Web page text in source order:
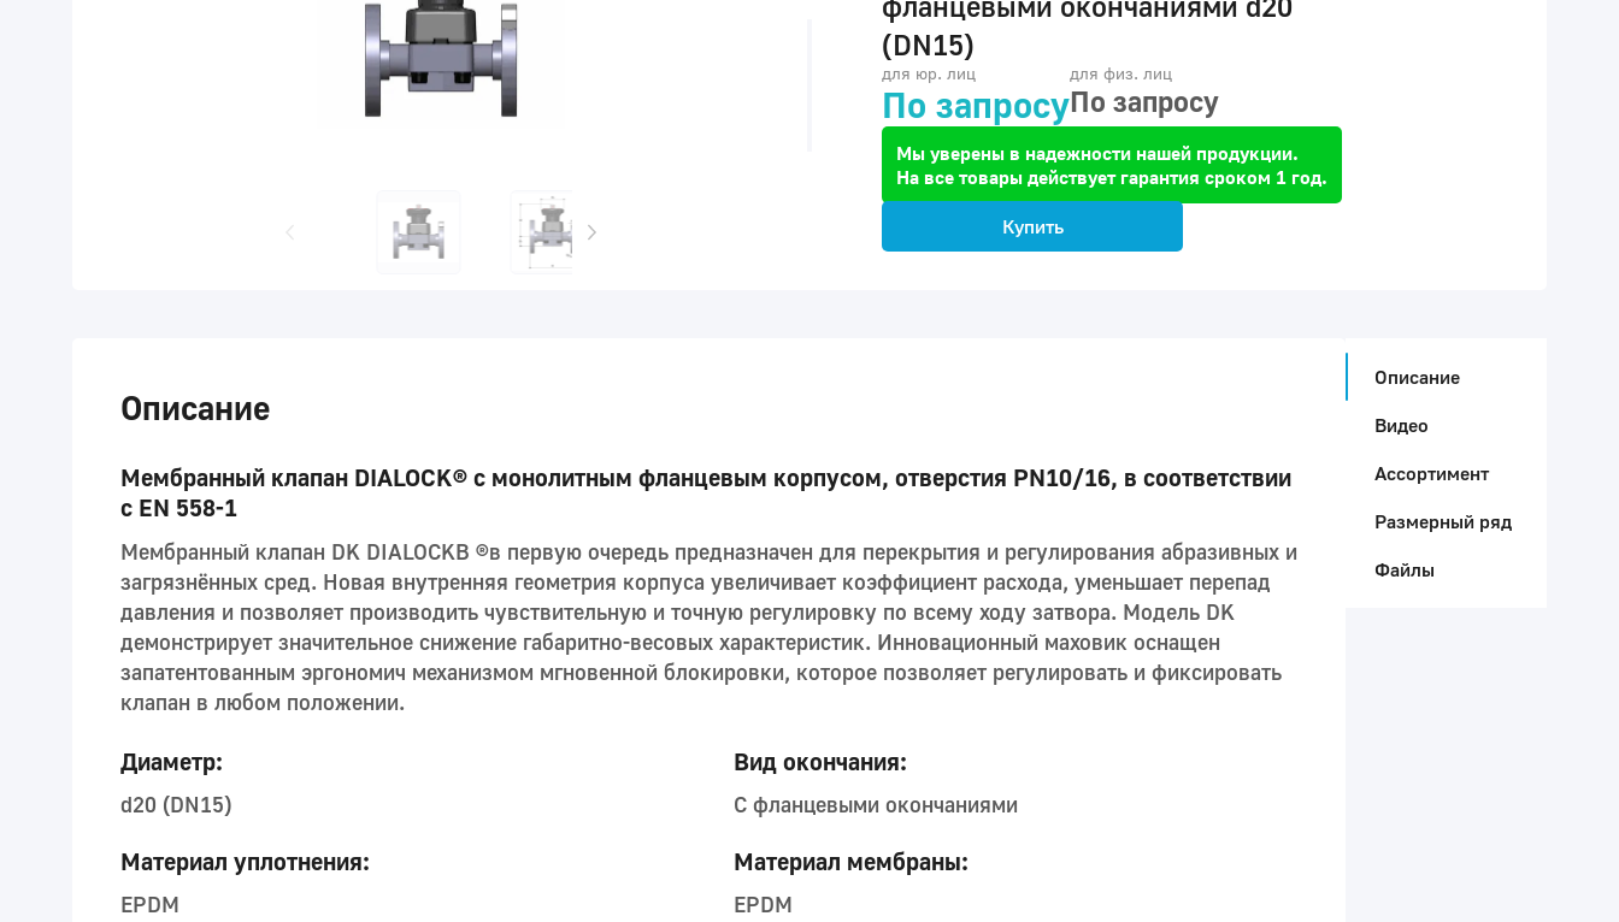
(DN15)
для юр. лиц
По запросу
для физ. лиц
По запросу
Мы уверены в надежности нашей продукции.
На все товары действует гарантия сроком 1 год.
Купить
Описание
Мембранный клапан DIALOCK® с монолитным фланцевым корпусом, отверстия PN10/16, в соответствии
с EN 558-1
Мембранный клапан DK DIALOCKB ®в первую очередь предназначен для перекрытия и регулирования абразивных и
загрязнённых сред. Новая внутренняя геометрия корпуса увеличивает коэффициент расхода, уменьшает перепад
давления и позволяет производить чувствительную и точную регулировку по всему ходу затвора. Модель DK
демонстрирует значительное снижение габаритно-весовых характеристик. Инновационный маховик оснащен
запатентованным эргономич механизмом мгновенной блокировки, которое позволяет регулировать и фиксировать
клапан в любом положении.
Диаметр:
d20 (DN15)
Вид окончания:
С фланцевыми окончаниями
Материал уплотнения:
EPDM
Материал мембраны:
EPDM
Описание
Видео
Ассортимент
Размерный ряд
Файлы